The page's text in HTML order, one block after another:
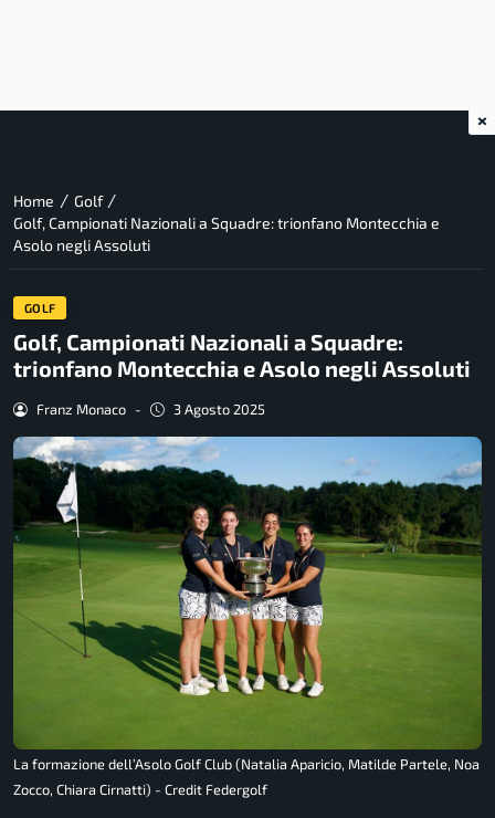
Home / Golf /
Golf, Campionati Nazionali a Squadre: trionfano Montecchia e
Asolo negli Assoluti
GOLF
Golf, Campionati Nazionali a Squadre:
trionfano Montecchia e Asolo negli Assoluti
Franz Monaco - 3 Agosto 2025
La formazione dell’Asolo Golf Club (Natalia Aparicio, Matilde Partele, Noa
Zocco, Chiara Cirnatti) - Credit Federgolf
×